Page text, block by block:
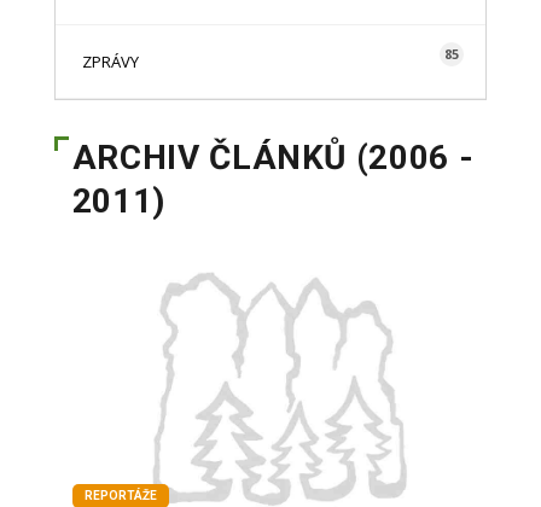
ZPRÁVY 85
ARCHIV ČLÁNKŮ (2006 -
2011)
REPORTÁŽE